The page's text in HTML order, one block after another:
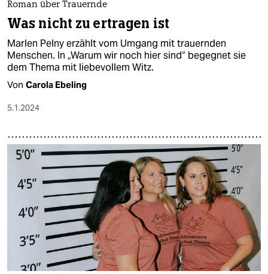
Roman über Trauernde
Was nicht zu ertragen ist
Marlen Pelny erzählt vom Umgang mit trauernden
Menschen. In „Warum wir noch hier sind“ begegnet sie
dem Thema mit liebevollem Witz.
Von Carola Ebeling
5.1.2024